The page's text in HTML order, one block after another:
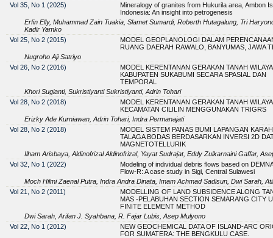
Vol 35, No 1 (2025)
Mineralogy of granites from Hukurila area, Ambon
Indonesia: An insight into petrogenesis
Erfin Elly, Muhammad Zain Tuakia, Slamet Sumardi, Roberth Hutagalung, Tri
Kadir Yamko
Vol 25, No 2 (2015)
MODEL GEOPLANOLOGI DALAM
RUANG DAERAH RAWALO, BANYUMAS, JAWA
Nugroho Aji Satriyo
Vol 26, No 2 (2016)
MODEL KERENTANAN GERAKAN TANAH
KABUPATEN SUKABUMI SECARA SPASIAL DAN
TEMPORAL
Khori Sugianti, Sukristiyanti Sukristiyanti, Adrin Tohari
Vol 28, No 2 (2018)
MODEL KERENTANAN GERAKAN TANAH
KECAMATAN CILILIN MENGGUNAKAN TRIGRS
Erizky Ade Kurniawan, Adrin Tohari, Indra Permanajati
Vol 28, No 2 (2018)
MODEL SISTEM PANAS BUMI LAPANGAN
TALAGA BODAS BERDASARKAN INVERSI 2D
MAGNETOTELLURIK
Ilham Arisbaya, Aldinofrizal Aldinofrizal, Yayat Sudrajat, Eddy Zulkarnaini Gaffar,
Vol 32, No 1 (2022)
Modeling of individual debris flows based on
Flow-R: A case study in Sigi, Central Sulawesi
Moch Hilmi Zaenal Putra, Indra Andra Dinata, Imam Achmad Sadisun, Dwi Sarah,
Vol 21, No 2 (2011)
MODELLING OF LAND SUBSIDENCE ALONG
MAS -PELABUHAN SECTION SEMARANG CITY
FINITE ELEMENT METHOD
Dwi Sarah, Arifan J. Syahbana, R. Fajar Lubis, Asep Mulyono
Vol 22, No 1 (2012)
NEW GEOCHEMICAL DATA OF ISLAND-ARC
FOR SUMATERA: THE BENGKULU CASE.